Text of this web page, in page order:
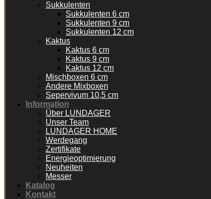
Sukkulenten
Sukkulenten 6 cm
Sukkulenten 9 cm
Sukkulenten 12 cm
Kaktus
Kaktus 6 cm
Kaktus 9 cm
Kaktus 12 cm
Mischboxen 6 cm
Andere Mixboxen
Sepervivum 10,5 cm
Information
Über LUNDAGER
Unser Team
LUNDAGER HOME
Werdegang
Zertifikate
Energieoptimierung
Neuheiten
Messer
Katalog
Kontakt